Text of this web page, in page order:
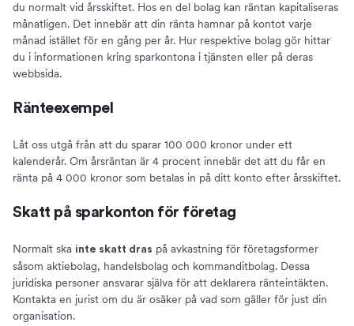
du normalt vid årsskiftet. Hos en del bolag kan räntan kapitaliseras
månatligen. Det innebär att din ränta hamnar på kontot varje
månad istället för en gång per år. Hur respektive bolag gör hittar
du i informationen kring sparkontona i tjänsten eller på deras
webbsida.
Ränteexempel
Låt oss utgå från att du sparar 100 000 kronor under ett
kalenderår. Om årsräntan är 4 procent innebär det att du får en
ränta på 4 000 kronor som betalas in på ditt konto efter årsskiftet.
Skatt på sparkonton för företag
Normalt ska inte skatt dras på avkastning för företagsformer
såsom aktiebolag, handelsbolag och kommanditbolag. Dessa
juridiska personer ansvarar själva för att deklarera ränteintäkten.
Kontakta en jurist om du är osäker på vad som gäller för just din
organisation.